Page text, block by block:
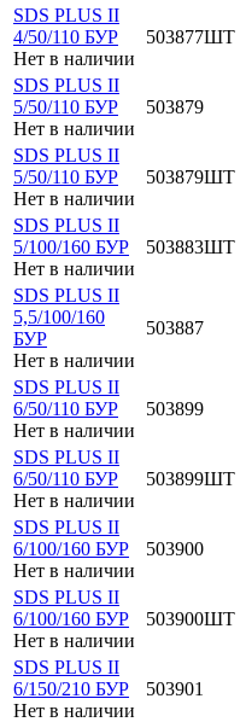
SDS PLUS II
4/50/110 БУР
Нет в наличии
503877ШТ
SDS PLUS II
5/50/110 БУР
Нет в наличии
503879
SDS PLUS II
5/50/110 БУР
Нет в наличии
503879ШТ
SDS PLUS II
5/100/160 БУР
Нет в наличии
503883ШТ
SDS PLUS II
5,5/100/160
БУР
Нет в наличии
503887
SDS PLUS II
6/50/110 БУР
Нет в наличии
503899
SDS PLUS II
6/50/110 БУР
Нет в наличии
503899ШТ
SDS PLUS II
6/100/160 БУР
Нет в наличии
503900
SDS PLUS II
6/100/160 БУР
Нет в наличии
503900ШТ
SDS PLUS II
6/150/210 БУР
Нет в наличии
503901